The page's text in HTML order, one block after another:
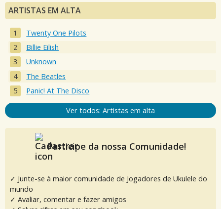
ARTISTAS EM ALTA
Twenty One Pilots
Billie Eilish
Unknown
The Beatles
Panic! At The Disco
Ver todos: Artistas em alta
Participe da nossa Comunidade!
✓ Junte-se à maior comunidade de Jogadores de Ukulele do
mundo
✓ Avaliar, comentar e fazer amigos